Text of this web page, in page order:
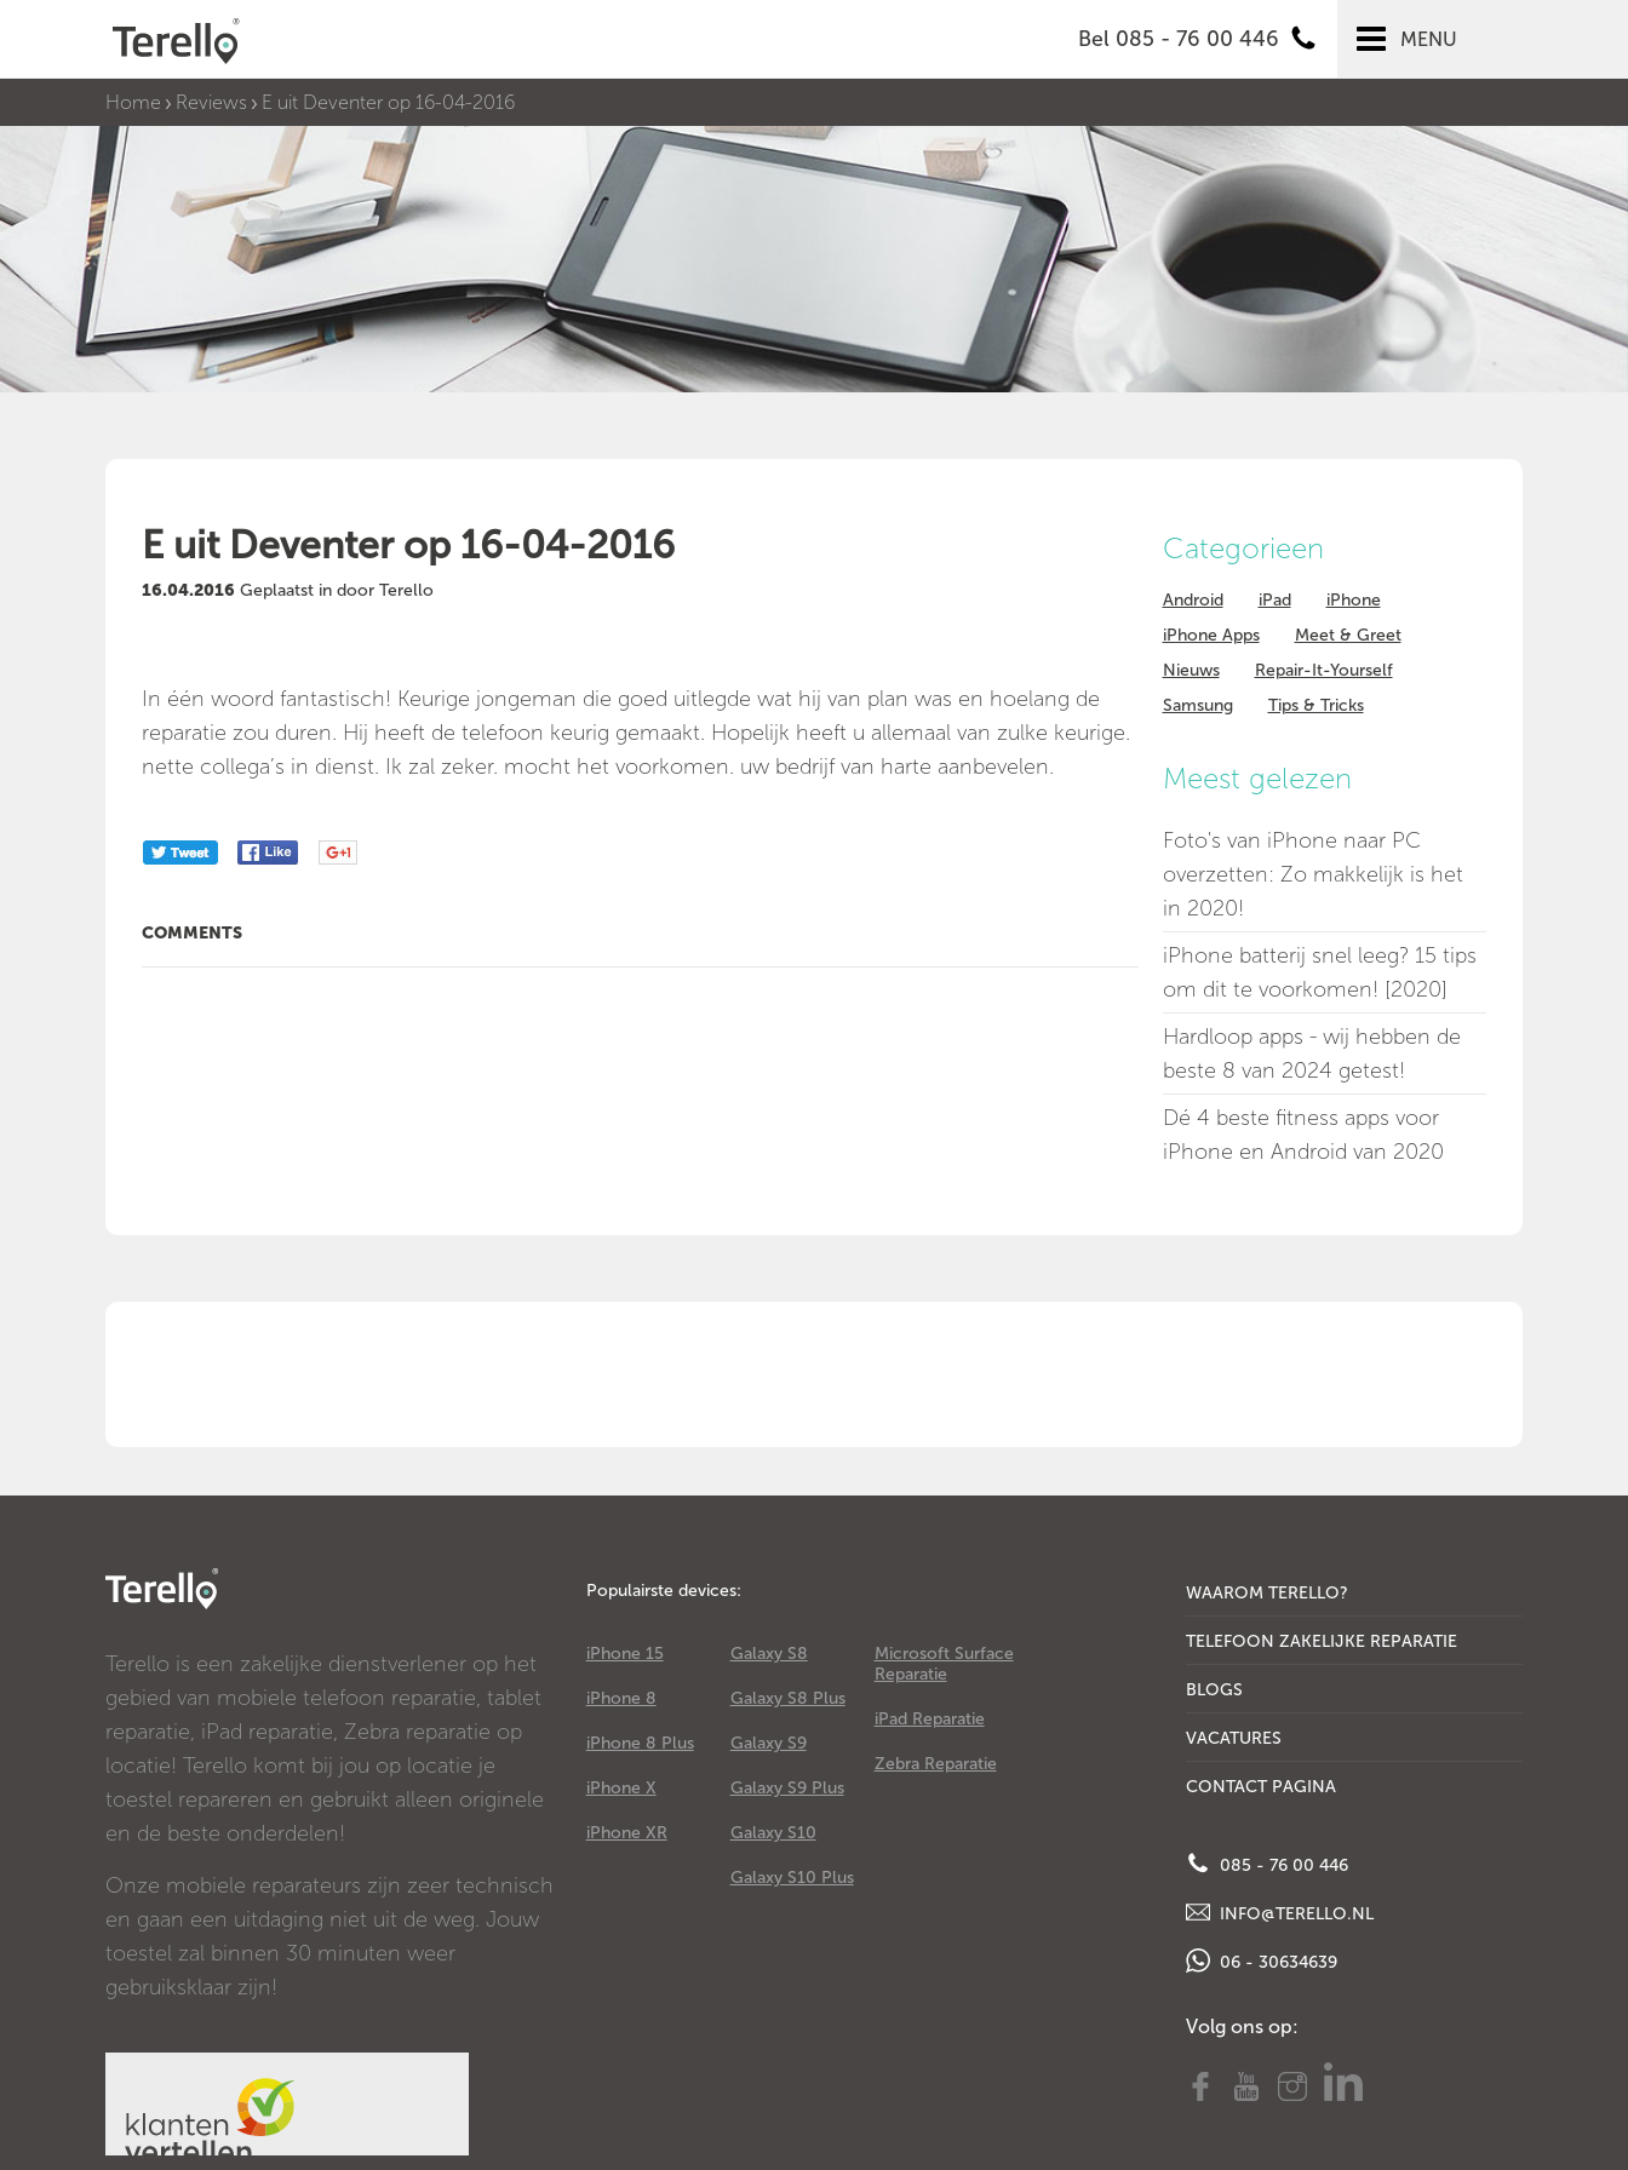
Bel 085 - 76 00 446 MENU
Home Reviews E uit Deventer op 16-04-2016
E uit Deventer op 16-04-2016
16.04.2016 Geplaatst in door Terello
In één woord fantastisch! Keurige jongeman die goed uitlegde wat hij van plan was en hoelang de
reparatie zou duren. Hij heeft de telefoon keurig gemaakt. Hopelijk heeft u allemaal van zulke keurige.
nette collega’s in dienst. Ik zal zeker. mocht het voorkomen. uw bedrijf van harte aanbevelen.
COMMENTS
Categorieen
Android iPad
iPhone
iPhone Apps
Meet & Greet
Nieuws
Repair-It-Yourself
Samsung
Tips & Tricks
Meest gelezen
Foto's van iPhone naar PC
overzetten: Zo makkelijk is het
in 2020!
iPhone batterij snel leeg? 15 tips
om dit te voorkomen! [2020]
Hardloop apps - wij hebben de
beste 8 van 2024 getest!
Dé 4 beste fitness apps voor
iPhone en Android van 2020
Terello is een zakelijke dienstverlener op het
gebied van mobiele telefoon reparatie, tablet
reparatie, iPad reparatie, Zebra reparatie op
locatie! Terello komt bij jou op locatie je
toestel repareren en gebruikt alleen originele
en de beste onderdelen!
Onze mobiele reparateurs zijn zeer technisch
en gaan een uitdaging niet uit de weg. Jouw
toestel zal binnen 30 minuten weer
gebruiksklaar zijn!
Populairste devices:
iPhone 15
iPhone 8
iPhone 8 Plus
iPhone X
iPhone XR
Galaxy S8
Galaxy S8 Plus
Galaxy S9
Galaxy S9 Plus
Galaxy S10
Galaxy S10 Plus
Microsoft Surface
Reparatie
iPad Reparatie
Zebra Reparatie
WAAROM TERELLO?
TELEFOON ZAKELIJKE REPARATIE
BLOGS
VACATURES
CONTACT PAGINA
085 - 76 00 446
INFO@TERELLO.NL
06 - 30634639
Volg ons op: